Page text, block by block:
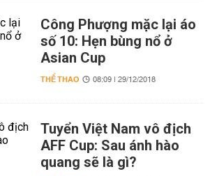
Công Phượng mặc lại áo
số 10: Hẹn bùng nổ ở
Asian Cup
THỂ THAO 08:09 | 29/12/2018
Tuyển Việt Nam vô địch
AFF Cup: Sau ánh hào
quang sẽ là gì?